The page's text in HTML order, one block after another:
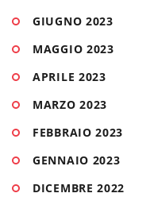
GIUGNO 2023
MAGGIO 2023
APRILE 2023
MARZO 2023
FEBBRAIO 2023
GENNAIO 2023
DICEMBRE 2022